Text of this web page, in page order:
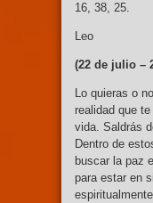
16, 38, 25.
Leo
(22 de julio –
Lo quieras o
realidad que
vida. Saldrás
Dentro de
buscar la paz
para estar en